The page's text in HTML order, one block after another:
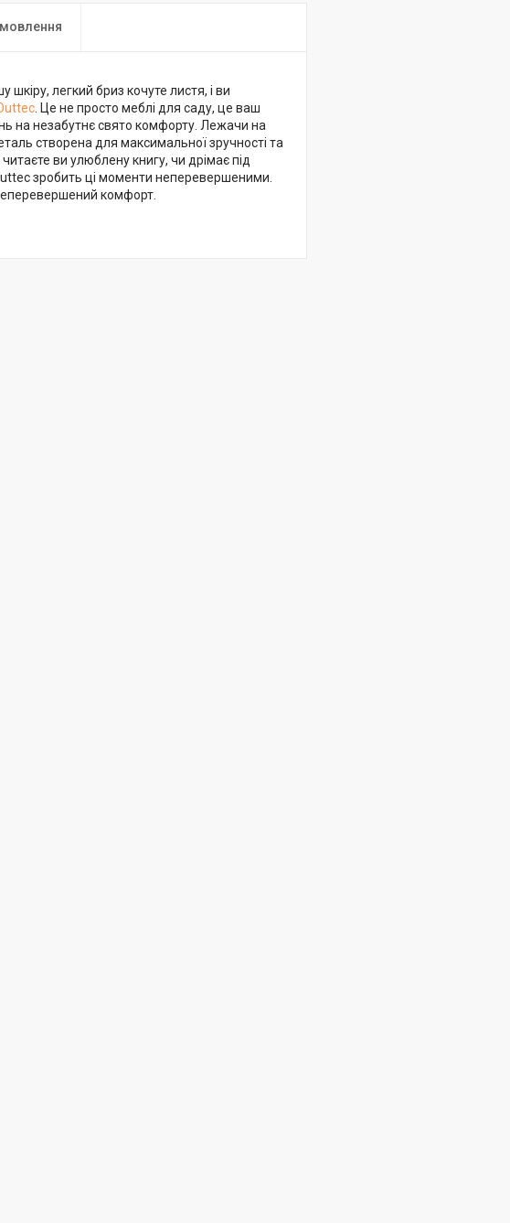
шкіру, легкий бриз кочуте листя, і ви
. Це не просто меблі для саду, це ваш
на незабутнє свято комфорту. Лежачи на
створена для максимальної зручності та
ви улюблену книгу, чи дрімає під
зробить ці моменти неперевершеними.
комфорт.